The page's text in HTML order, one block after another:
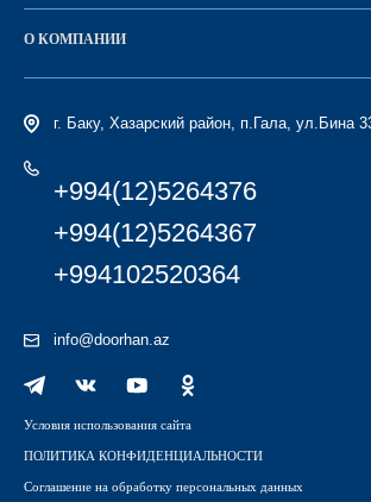
Стать дилером
О КОМПАНИИ
История компании
г. Баку, Хазарский район, п.Гала, ул.Бина
+994(12)5264376
+994(12)5264367
+994102520364
info@doorhan.az
Условия использования сайта
ПОЛИТИКА КОНФИДЕНЦИАЛЬНОСТИ
Соглашение на обработку персональных данных